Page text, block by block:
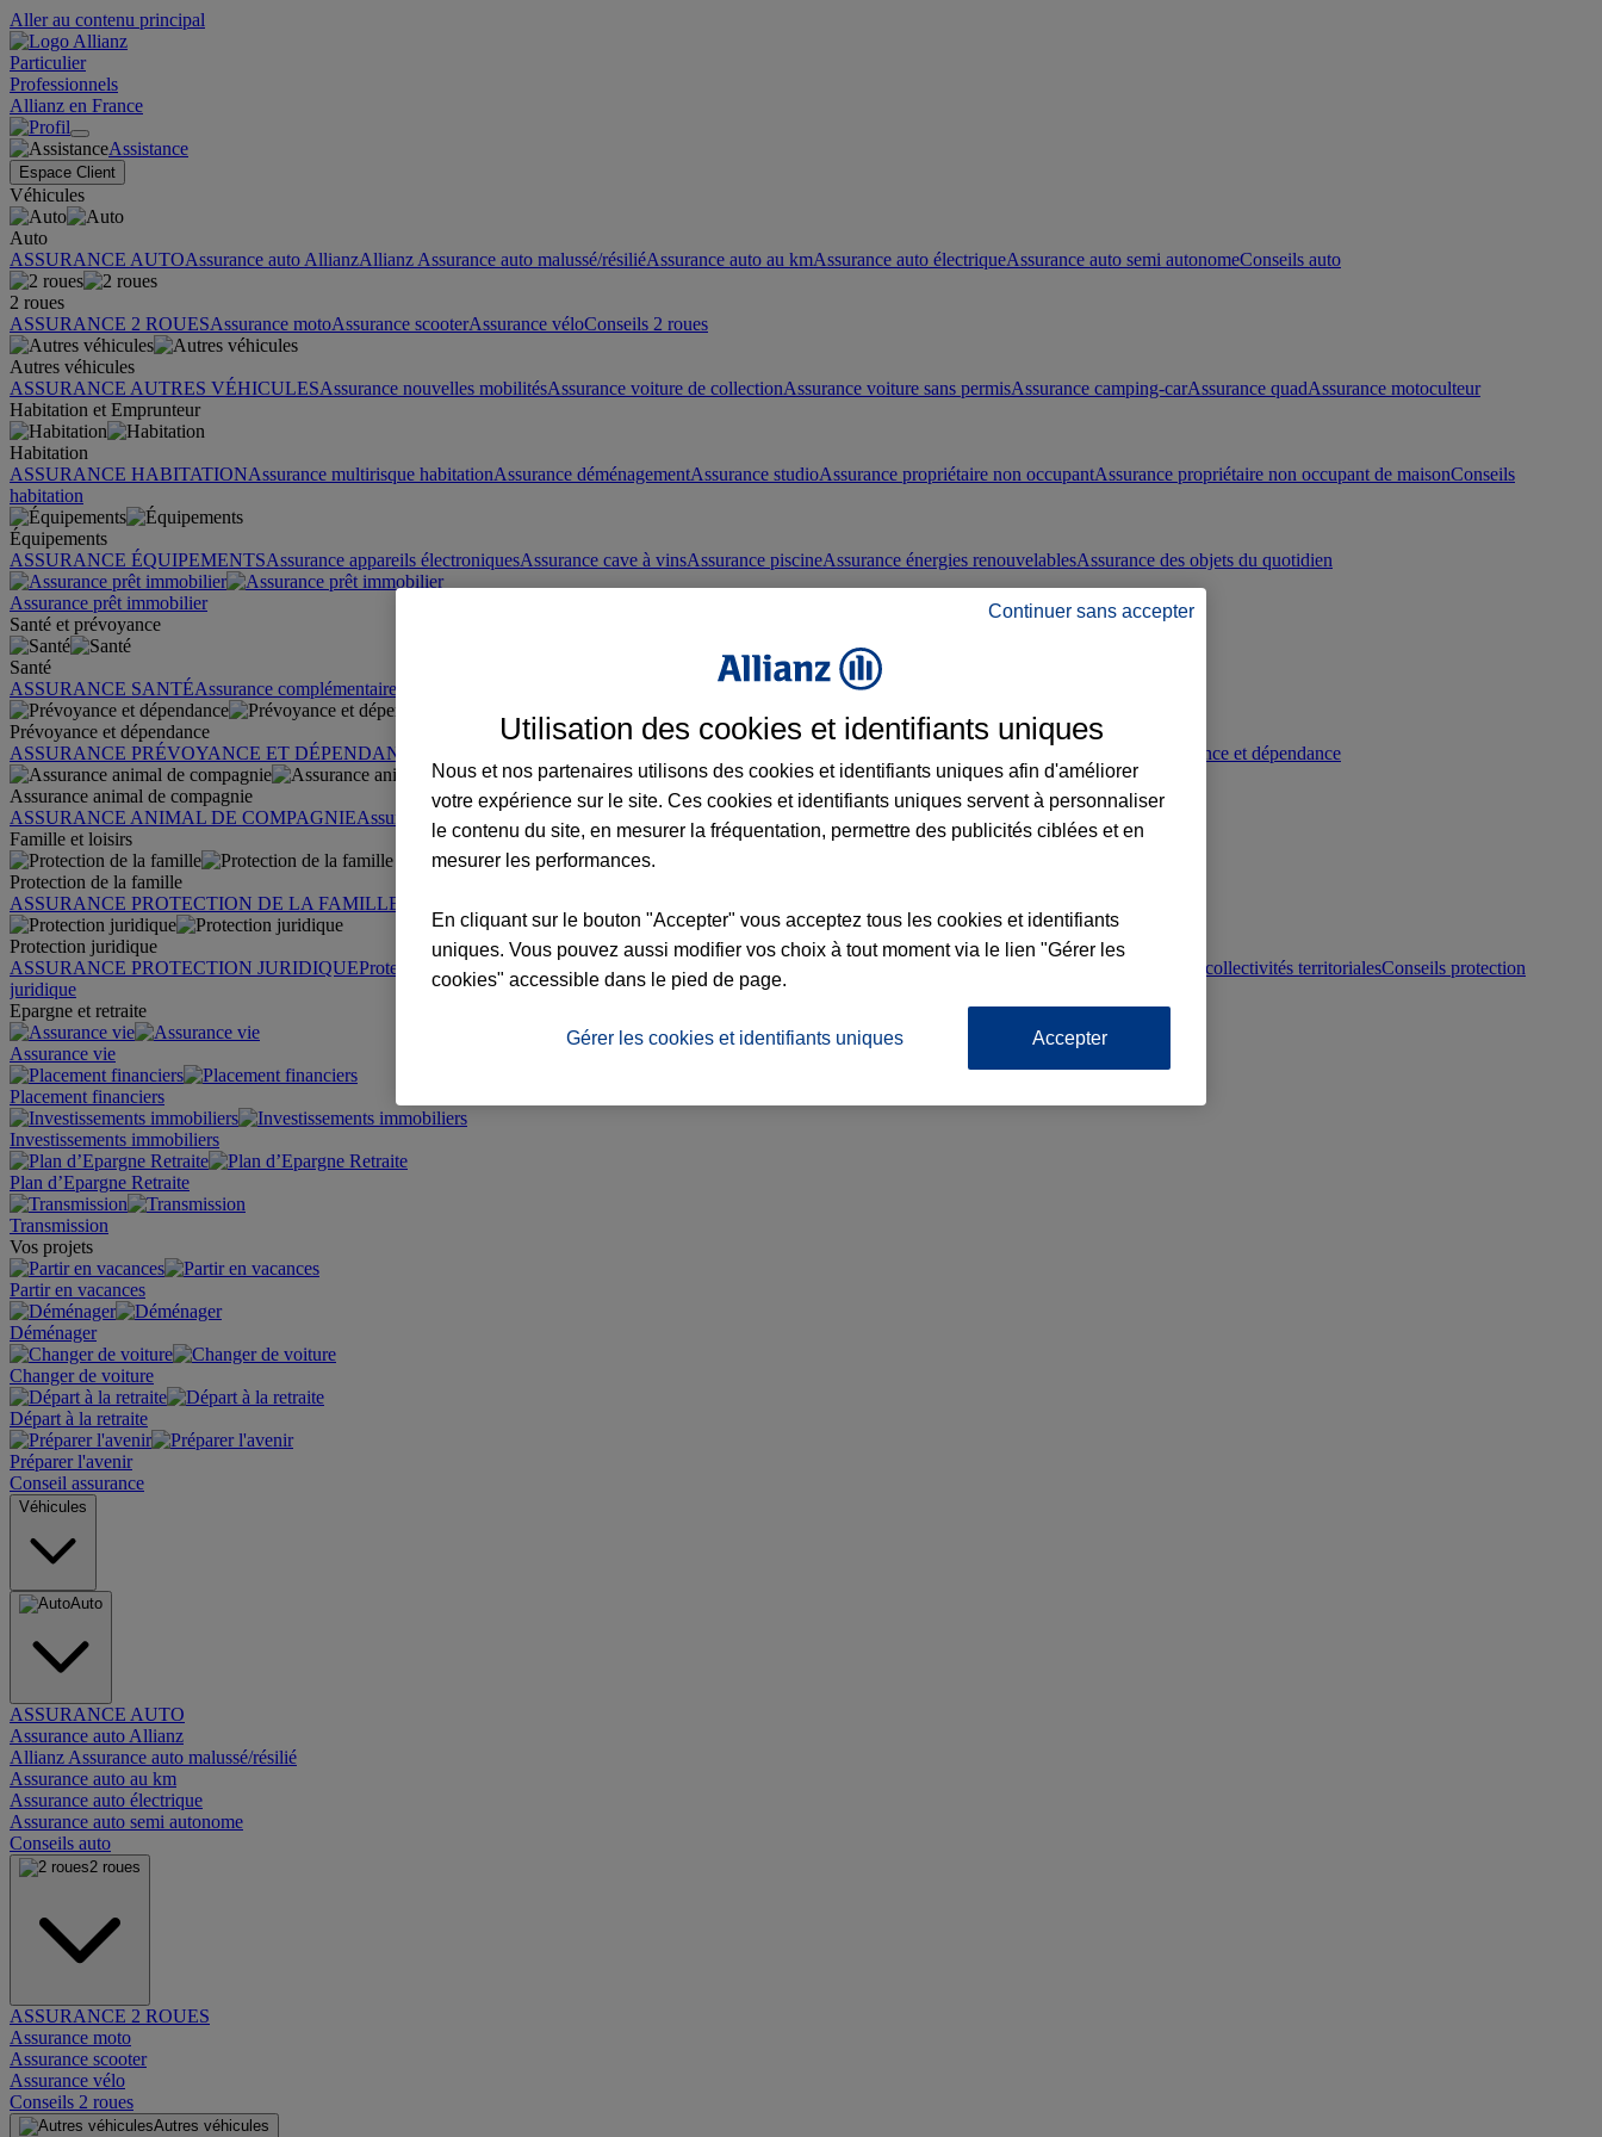
Aller au contenu principal
Particulier
Professionnels
Allianz en France
Assistance
Espace Client
Véhicules
Auto
ASSURANCE AUTOAssurance auto AllianzAllianz Assurance auto malussé/résiliéAssurance auto au kmAssurance auto électriqueAssurance auto semi autonomeConseils auto
2 roues
ASSURANCE 2 ROUESAssurance motoAssurance scooterAssurance véloConseils 2 roues
Autres véhicules
ASSURANCE AUTRES VÉHICULESAssurance nouvelles mobilitésAssurance voiture de collectionAssurance voiture sans permisAssurance camping-carAssurance quadAssurance motoculteur
Habitation et Emprunteur
Habitation
ASSURANCE HABITATIONAssurance multirisque habitationAssurance déménagementAssurance studioAssurance propriétaire non occupantAssurance propriétaire non occupant de maisonConseils
habitation
Équipements
ASSURANCE ÉQUIPEMENTSAssurance appareils électroniquesAssurance cave à vinsAssurance piscineAssurance énergies renouvelablesAssurance des objets du quotidien
Assurance prêt immobilier
Santé et prévoyance
Santé
ASSURANCE SANTÉAssurance complémentaire santé Conseils santé
Prévoyance et dépendance
ASSURANCE PRÉVOYANCE ET DÉPENDANCE
Conseils prévoyance et dépendance
Assurance animal de compagnie
ASSURANCE ANIMAL DE COMPAGNIEAssurance chien Assurance chat
Conseils animal de compagnie
Famille et loisirs
Protection de la famille
ASSURANCE PROTECTION DE LA FAMILLE
Protection juridique
ASSURANCE PROTECTION JURIDIQUEProtection juridique particuliers Protection juridique immobilière Protection juridique collectivités territorialesConseils protection
juridique
Epargne et retraite
Assurance vie
Placement financiers
Investissements immobiliers
Plan d’Epargne Retraite
Transmission
Vos projets
Partir en vacances
Déménager
Changer de voiture
Départ à la retraite
Préparer l'avenir
Conseil assurance
Véhicules
Auto
ASSURANCE AUTO
Assurance auto Allianz
Allianz Assurance auto malussé/résilié
Assurance auto au km
Assurance auto électrique
Assurance auto semi autonome
Conseils auto
2 roues
ASSURANCE 2 ROUES
Assurance moto
Assurance scooter
Assurance vélo
Conseils 2 roues
Autres véhicules
Continuer sans accepter
Utilisation des cookies et identifiants uniques
Nous et nos partenaires utilisons des cookies et identifiants uniques afin d'améliorer
votre expérience sur le site. Ces cookies et identifiants uniques servent à personnaliser
le contenu du site, en mesurer la fréquentation, permettre des publicités ciblées et en
mesurer les performances.
En cliquant sur le bouton "Accepter" vous acceptez tous les cookies et identifiants
uniques. Vous pouvez aussi modifier vos choix à tout moment via le lien "Gérer les
cookies" accessible dans le pied de page.
Gérer les cookies et identifiants uniques Accepter